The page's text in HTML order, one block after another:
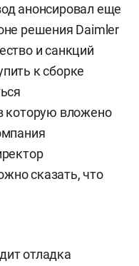
анонсировал еще
решения Daimler
и санкций
к сборке
которую вложено
сказать, что
отладка